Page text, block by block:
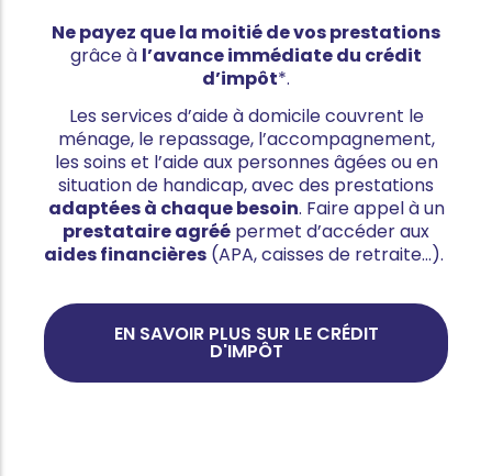
Ne payez que la moitié de vos prestations
grâce à l’avance immédiate du crédit
d’impôt*.
Les services d’aide à domicile couvrent le
ménage, le repassage, l’accompagnement,
les soins et l’aide aux personnes âgées ou en
situation de handicap, avec des prestations
adaptées à chaque besoin. Faire appel à un
prestataire agréé permet d’accéder aux
aides financières (APA, caisses de retraite…).
EN SAVOIR PLUS SUR LE CRÉDIT
D'IMPÔT